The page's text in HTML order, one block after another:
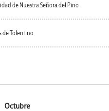
de Nuestra Señora del Pino
de Tolentino
Octubre